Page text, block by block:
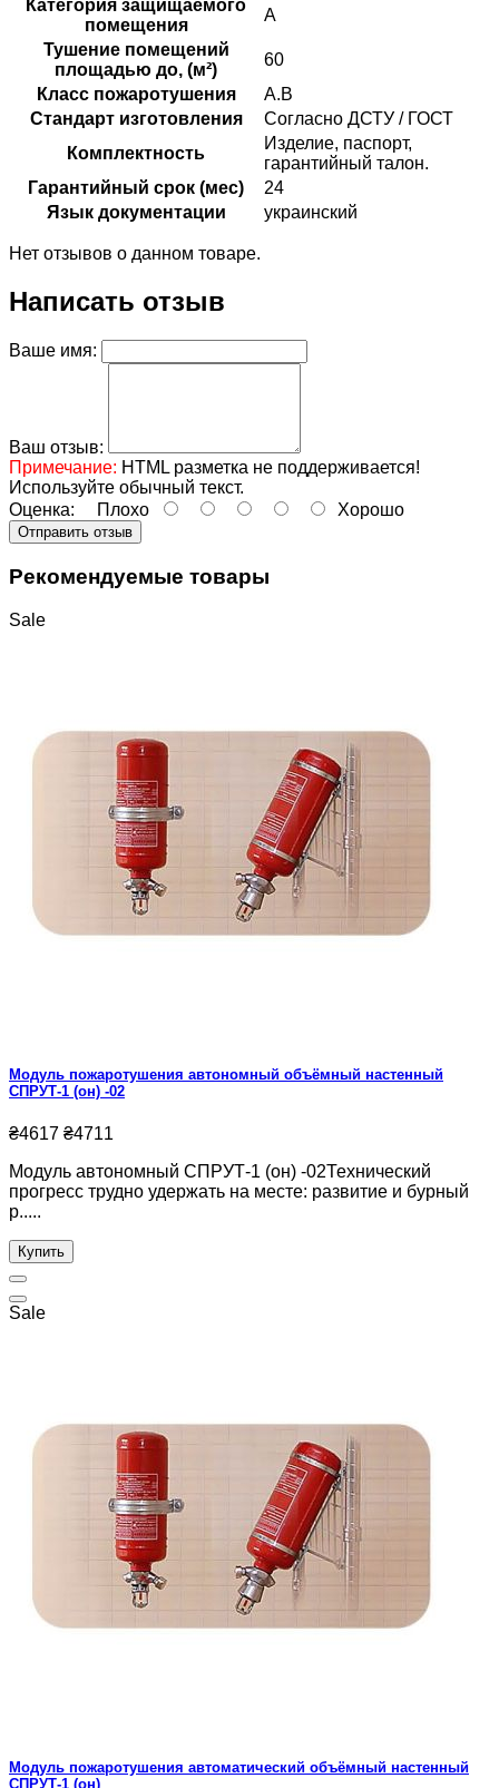
Категория защищаемого
помещения
А
Тушение помещений
площадью до, (м²)
60
Класс пожаротушения
А.В
Стандарт изготовления
Согласно ДСТУ / ГОСТ
Комплектность
Изделие, паспорт,
гарантийный талон.
Гарантийный срок (мес)
24
Язык документации
украинский
Нет отзывов о данном товаре.
Написать отзыв
Ваше имя:
Ваш отзыв:
Примечание: HTML разметка не поддерживается!
Используйте обычный текст.
Оценка: Плохо Хорошо
Отправить отзыв
Рекомендуемые товары
Sale
Модуль пожаротушения автономный объёмный настенный
СПРУТ-1 (он) -02
₴4617 ₴4711
Модуль автономный СПРУТ-1 (он) -02Технический
прогресс трудно удержать на месте: развитие и бурный
р.....
Купить
Sale
Модуль пожаротушения автоматический объёмный настенный
СПРУТ-1 (он)